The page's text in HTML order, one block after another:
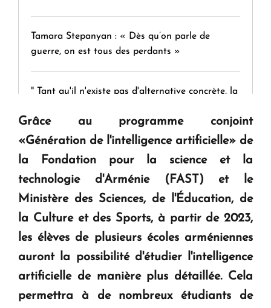
Tamara Stepanyan : « Dès qu’on parle de
guerre, on est tous des perdants »
" Tant qu'il n'existe pas d'alternative concrète, la
KASA : 30 ans d'audace, de résilience et d'avenir
en Arménie
Le premier hôtel Hyatt Regency d'Arménie
ouvrira ses portes à Dilijan
Grâce au programme conjoint
«Génération de l'intelligence artificielle» de
la Fondation pour la science et la
technologie d'Arménie (FAST) et le
Ministère des Sciences, de l'Éducation, de
la Culture et des Sports, à partir de 2023,
les élèves de plusieurs écoles arméniennes
auront la possibilité d'étudier l'intelligence
artificielle de manière plus détaillée. Cela
permettra à de nombreux étudiants de